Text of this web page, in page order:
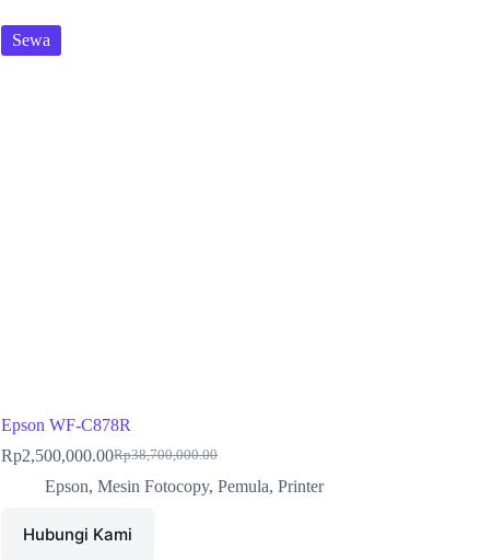
Sewa
Epson WF-C878R
Rp38,700,000.00
Rp2,500,000.00
Epson,Mesin Fotocopy,Pemula,Printer
Hubungi Kami